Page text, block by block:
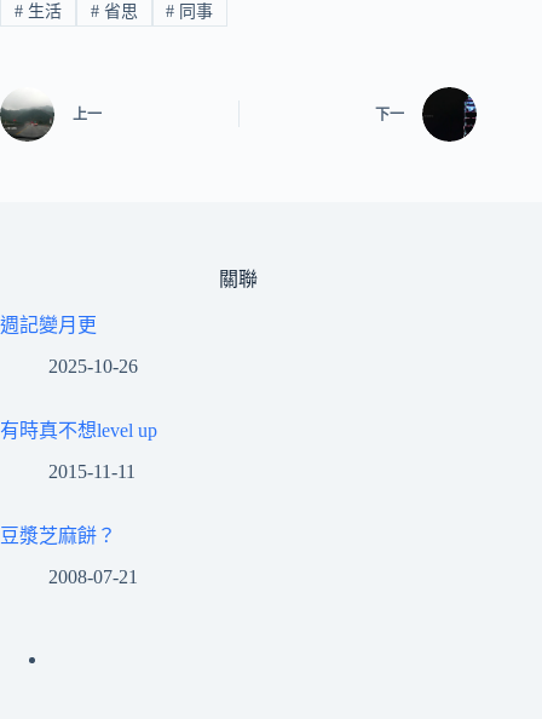
#生活 #省思 # 同事
上一 下一
關聯
週記變月更
2025-10-26
有時真不想level up
2015-11-11
豆漿芝麻餅？
2008-07-21